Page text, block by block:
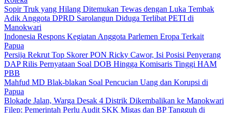
Sopir Truk yang Hilang Ditemukan Tewas dengan Luka Tembak
Adik Anggota DPRD Sarolangun Diduga Terlibat PETI di
Manokwari
Indonesia Respons Kegiatan Anggota Parlemen Eropa Terkait
Papua
Persija Rekrut Top Skorer PON Ricky Cawor, Isi Posisi Penyerang
DAP Rilis Pernyataan Soal DOB Hingga Komisaris Tinggi HAM
PBB
Mahfud MD Blak-blakan Soal Pencucian Uang dan Korupsi di
Papua
Blokade Jalan, Warga Desak 4 Distrik Dikembalikan ke Manokwari
Filep: Pemerintah Perlu Audit SKK Migas dan BP Tangguh di